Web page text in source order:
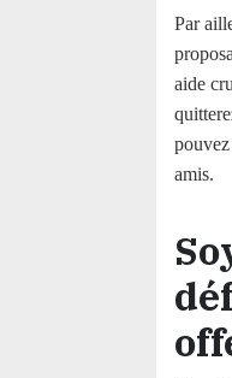
Par
aide
amis.